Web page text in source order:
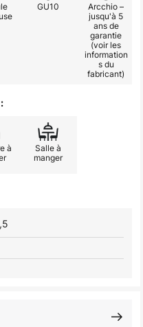
GU10
Arcchio –
jusqu'à 5
ans de
garantie
(voir les
information
s du
fabricant)
à
Salle à
manger